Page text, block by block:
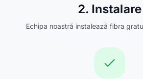
2. Instalare
Echipa noastră instalează fibra